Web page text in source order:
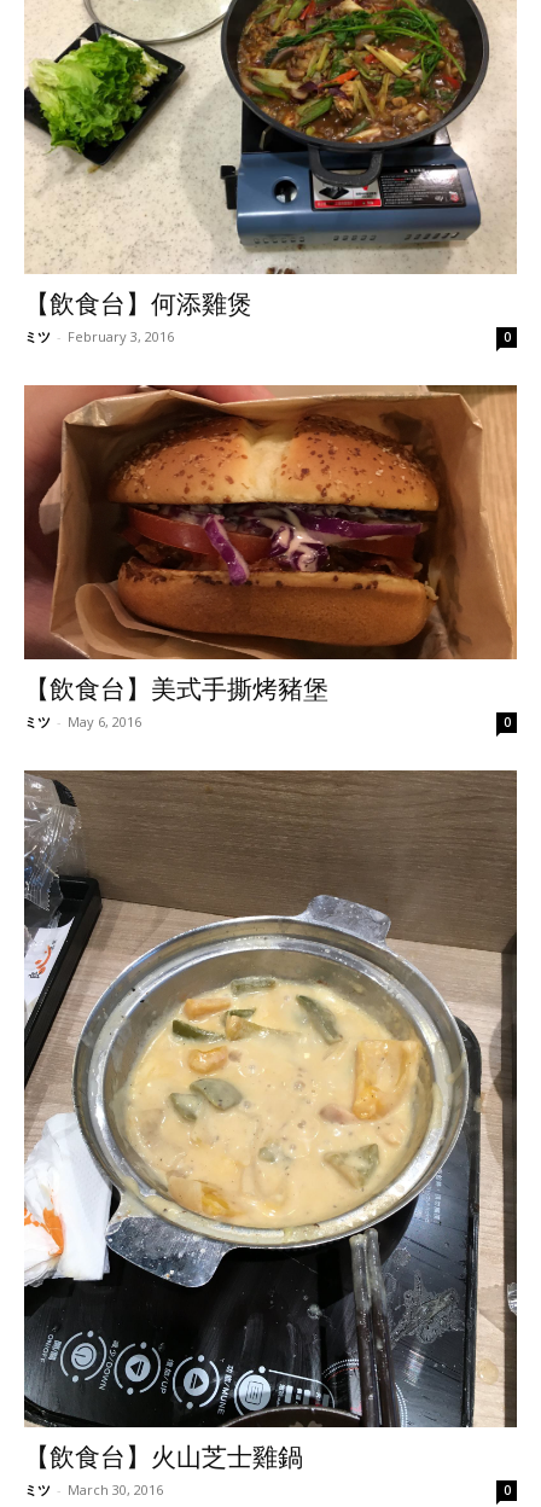
【飲食台】何添雞煲
ミツ - February 3, 2016 0
【飲食台】美式手撕烤豬堡
ミツ - May 6, 2016 0
【飲食台】火山芝士雞鍋
ミツ - March 30, 2016 0